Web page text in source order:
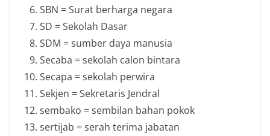
SBN = Surat berharga negara
SD = Sekolah Dasar
SDM = sumber daya manusia
Secaba = sekolah calon bintara
Secapa = sekolah perwira
Sekjen = Sekretaris Jendral
sembako = sembilan bahan pokok
sertijab = serah terima jabatan